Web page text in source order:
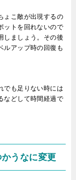
ょこ敵が出現するの
ットを回れないので
しましょう。その後
ルアップ時の回復も
でも足りない時には
などして時間経過で
うなに変更